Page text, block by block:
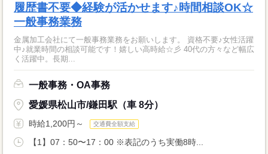
履歴書不要◆経験が活かせます♪時間相談OK☆
一般事務業務
金属加工会社にて一般事務業務をお願いします。 資格不要♪女性活躍
中♪就業時間の相談可能です！嬉しい高時給☆彡 40代の方々など幅広
く活躍中。長期...
一般事務・OA事務
愛媛県松山市/鎌田駅（車 8分）
時給1,200円～ 交通費全額支給
【1】07：50〜17：00 ※表記のうち実働8時...